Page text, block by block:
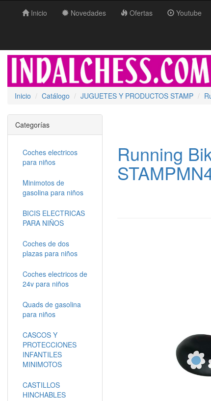
Inicio Novedades Ofertas Youtube
Inicio Catálogo JUGUETES Y PRODUCTOS STAMP
Running
Categorías
Coches electricos
para niños
Minimotos de
gasolina para niños
BICIS ELECTRICAS
PARA NIÑOS
Coches de dos
plazas para niños
Coches electricos de
24v para niños
Quads de gasolina
para niños
CASCOS Y
PROTECCIONES
INFANTILES
MINIMOTOS
CASTILLOS
HINCHABLES